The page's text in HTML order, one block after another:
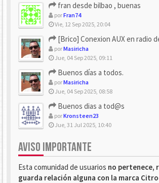
fran desde bilbao , buenas
porFran74
Vie, 12 Sep 2025, 20:04
[Brico] Conexion AUX en radio
porMasiricha
Jue, 04 Sep 2025, 09:11
Buenos días a todos.
porMasiricha
Jue, 04 Sep 2025, 08:58
Buenos dias a tod@s
porKronsteen23
Jue, 31 Jul 2025, 10:40
AVISO IMPORTANTE
Esta comunidad de usuarios no pertenece,
guarda relación alguna con la marca